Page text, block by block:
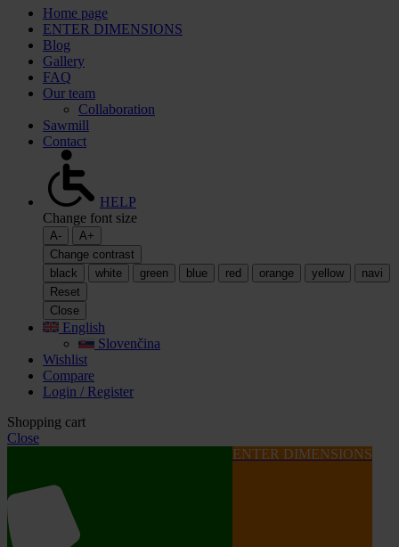
Home page
ENTER DIMENSIONS
Blog
Gallery
FAQ
Our team
Collaboration
Sawmill
Contact
HELP
Change font size
A-
A+
Change contrast
black
white green blue red orange yellow
navi
Reset
Close
English
Slovenčina
Wishlist
Compare
Login / Register
Shopping cart
Close
ENTER DIMENSIONS